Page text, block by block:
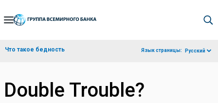
Skip
Navigation
Что такое бедность Язык страницы: Русский
Double Trouble?